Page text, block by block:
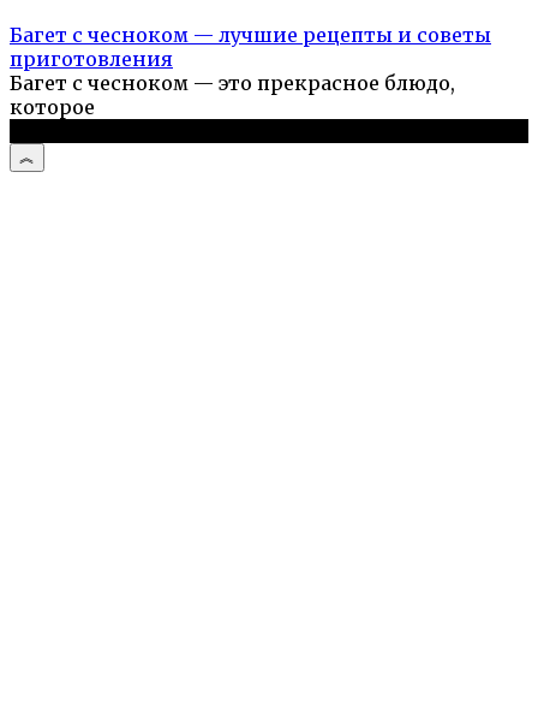
Багет с чесноком — лучшие рецепты и советы
приготовления
Багет с чесноком — это прекрасное блюдо,
которое